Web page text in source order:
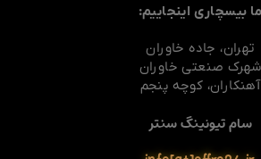
ما بیسچاری اینجاییم:
تهران، جاده خاوران
شهرک صنعتی خاوران
آهنکاران، کوچه پنجم
سام تیونینگ سنتر